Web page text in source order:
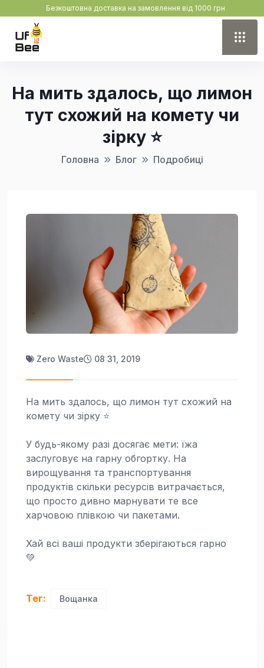
Безкоштовна доставка на замовлення від 1000 грн
На мить здалось, що лимон
тут схожий на комету чи
зірку ⭐
Головна Блог Подробиці
Zero Waste 08 31, 2019
На мить здалось, що лимон тут схожий на
комету чи зірку ⭐
У будь-якому разі досягає мети: їжа
заслуговує на гарну обгортку. На
вирощування та транспортування
продуктів скільки ресурсів витрачається,
що просто дивно марнувати те все
харчовою плівкою чи пакетами.
Хай всі ваші продукти зберігаються гарно
💚
Тег: Вощанка